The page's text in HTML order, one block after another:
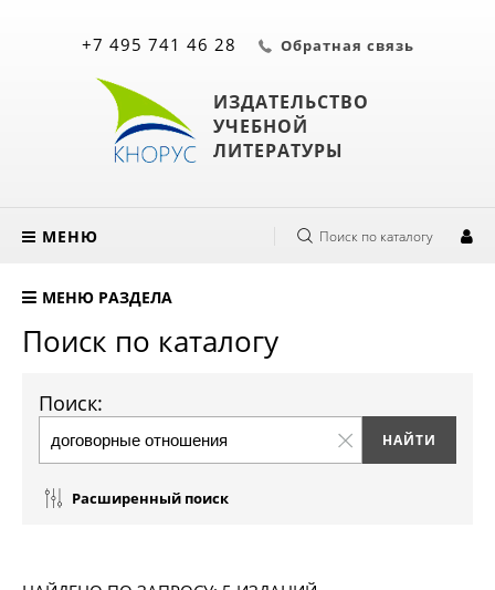
ИЗДАТЕЛЬСТВО
УЧЕБНОЙ
ЛИТЕРАТУРЫ
+7 495 741 46 28 Обратная связь
МЕНЮ Поиск по каталогу
МЕНЮ РАЗДЕЛА
Поиск по каталогу
Поиск:
Расширенный поиск